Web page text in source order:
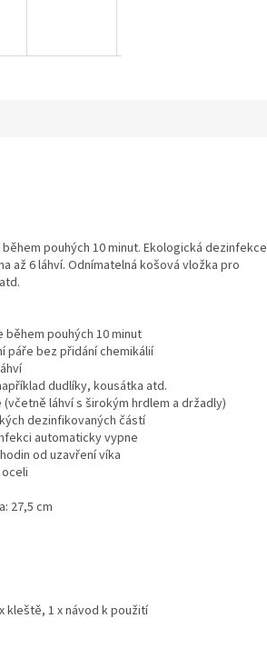
pouhých 10 minut. Ekologická dezinfekce
až 6 láhví. Odnímatelná košová vložka pro
pouhých 10 minut
páře bez přidání chemikálií
dudlíky, kousátka atd.
láhví s širokým hrdlem a držadly)
dezinfikovaných částí
automaticky vypne
od uzavření víka
27,5 cm
kleště, 1 x návod k použití